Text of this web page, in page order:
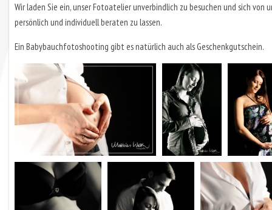
Wir laden Sie ein, unser Fotoatelier unverbindlich zu besuchen und sich von
persönlich und individuell beraten zu lassen.
Ein Babybauchfotoshooting gibt es natürlich auch als Geschenkgutschein.